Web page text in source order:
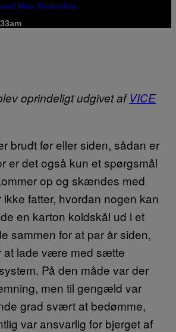
Max Slobodda
oprindeligt udgivet afVICE
brudt før eller siden, sådan er
er det også kun et spørgsmål
op og skændes med
fatter, hvordan nogen kan
en karton koldskål ud i et
sammen for at par år siden,
at lade være med sætte
På den måde var der
men til gengæld var
grad svært at bedømme,
var ansvarlig for bjerget af